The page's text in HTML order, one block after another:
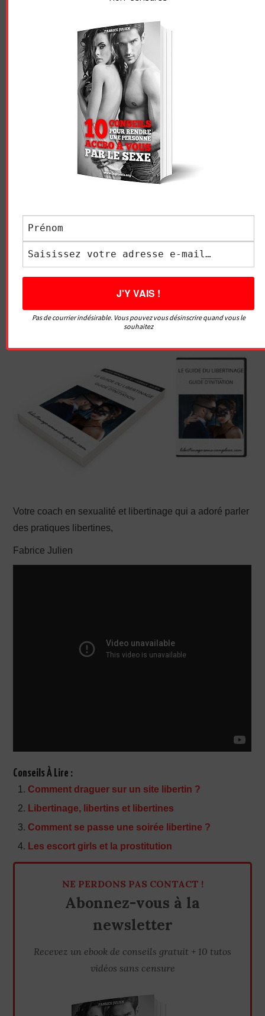
quand même enfoncé la porte pour venir voir de près.
C’est la seule fois où j’ai eu ce genre de problème,
d’habitude c’est respectueux, mais là ils ont vraiment
abusé ! Donc les morts de faim sont les hommes seuls
qui ne comprennent pas qu’on n’est pas intéressé et qui
Code libertin : TBM TTBM BM
Et le vocabulaire bm, tbm, ttbm ça veut dire « tu es bien
monté, très bien monté, très très bien monté : il s’agit de
fois. N’hésitez pas à me dire dans vos commentaires
laquelle de ces pratiques libertines vous a le plus
débuter dans ce monde et éviter les principales erreurs
Votre coach en sexualité et libertinage qui a adoré parler
des pratiques libertines,
Fabrice Julien
Conseils À Lire :
Comment draguer sur un site libertin ?
Libertinage, libertins et libertines
Comment se passe une soirée libertine ?
Les escort girls et la prostitution
NE PERDONS PAS CONTACT !
Abonnez-vous à la
newsletter
Recevez un ebook de conseils gratuit + 10 tutos
vidéos sans censure
Pas de courrier indésirable. Vous pouvez vous désinscrire quand vous le
souhaitez